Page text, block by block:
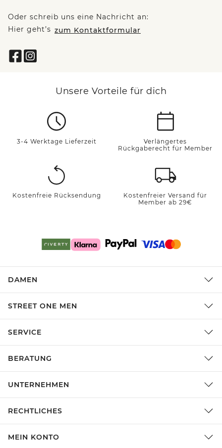
Oder schreib uns eine Nachricht an:
Hier geht’s zum Kontaktformular
Unsere Vorteile für dich
3-4 Werktage Lieferzeit
Verlängertes
Rückgaberecht für Member
Kostenfreie Rücksendung
Kostenfreier Versand für
Member ab 29€
DAMEN
STREET ONE MEN
SERVICE
BERATUNG
UNTERNEHMEN
RECHTLICHES
MEIN KONTO